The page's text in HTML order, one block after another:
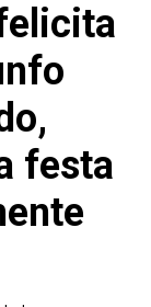
festa